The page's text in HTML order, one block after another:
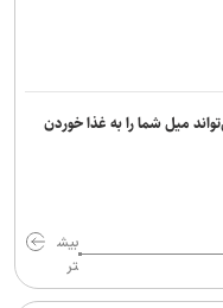
ساختند
است
مردم روایت می‌کنند
میل شما را به غذا خوردن
بیش
تر